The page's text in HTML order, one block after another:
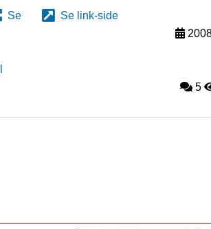
Se
Se link-side
5